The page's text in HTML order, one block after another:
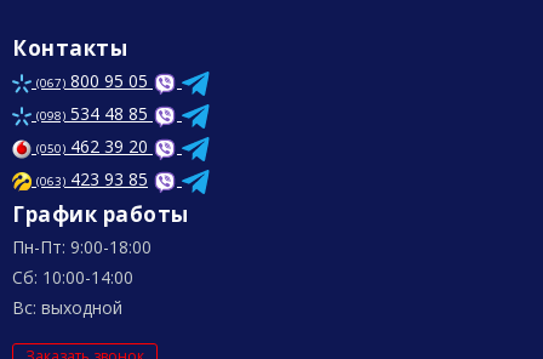
Контакты
(067) 800 95 05
(098) 534 48 85
(050) 462 39 20
(063) 423 93 85
График работы
Пн-Пт: 9:00-18:00
Сб: 10:00-14:00
Вс: выходной